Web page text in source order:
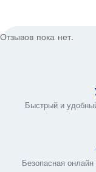
Отзывов пока нет.
Быстрый и
Безопасная